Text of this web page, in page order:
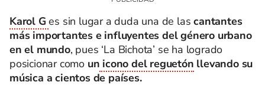
Karol G es sin lugar a duda una de lascantantes
más importantes e influyentes del género urbano
en el mundo, pues ‘La Bichota’ se ha logrado
posicionar como un icono del reguetón llevando su
música a cientos de países.